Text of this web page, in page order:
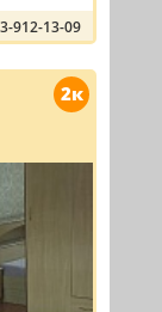
912-13-09
2к